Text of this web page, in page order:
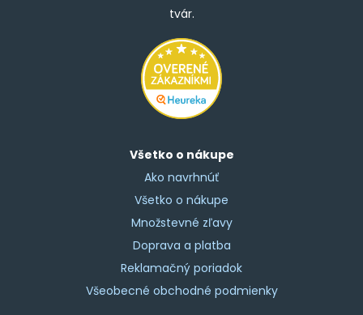
tvár.
Všetko o nákupe
Ako navrhnúť
Všetko o nákupe
Množstevné zľavy
Doprava a platba
Reklamačný poriadok
Všeobecné obchodné podmienky